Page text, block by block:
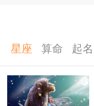
星座 算命 起名